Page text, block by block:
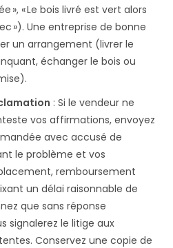
», « Le bois livré est vert alors
»). Une entreprise de bonne
un arrangement (livrer le
échanger le bois ou
: Si le vendeur ne
vos affirmations, envoyez
avec accusé de
le problème et vos
remboursement
un délai raisonnable de
que sans réponse
signalerez le litige aux
Conservez une copie de